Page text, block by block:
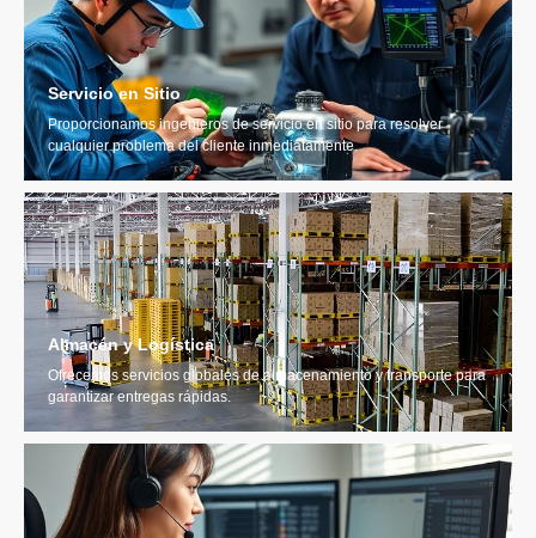
Servicio en Sitio
Proporcionamos ingenieros de servicio en sitio para resolver
cualquier problema del cliente inmediatamente.
Almacén y Logística
Ofrecemos servicios globales de almacenamiento y transporte para
garantizar entregas rápidas.